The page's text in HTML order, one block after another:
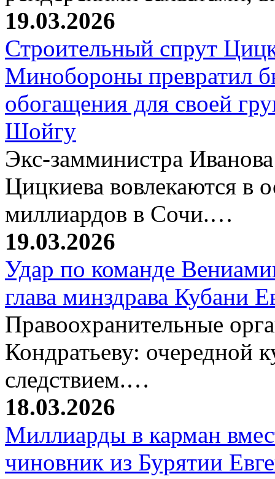
19.03.2026
Строительный спрут
Минобороны превратил
обогащения для своей
Шойгу
Экс-замминистра
Цицкиева вовлекаются в
миллиардов в Сочи.…
19.03.2026
Удар по команде
глава минздрава Кубани
Правоохранительные
Кондратьеву: очередной
следствием.…
18.03.2026
Миллиарды в карман
чиновник из Бурятии